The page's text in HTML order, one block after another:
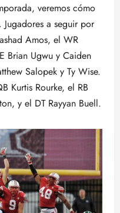
veremos cómo
Jugadores a seguir por
Amos, el WR
Brian Ugwu y Caiden
Salopek y Ty Wise.
Kurtis Rourke, el RB
y el DT Rayyan Buell.